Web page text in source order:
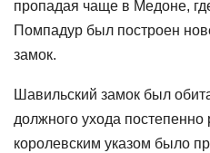
пропадая чаще в Медоне,
Помпадур был построен
замок.
Шавильский замок был
должного ухода
королевским указом было